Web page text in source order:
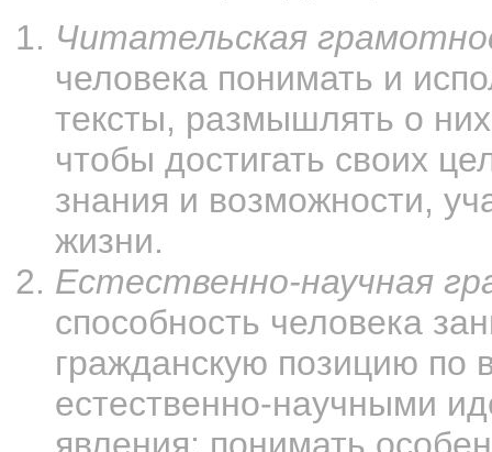
Читательская
человека понимать и
тексты, размышлять о
чтобы достигать своих
знания и возможности,
жизни.
Естественно-научная
способность человека
гражданскую позицию по
естественно-научными